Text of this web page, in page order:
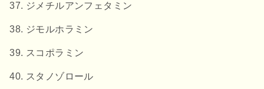
ジメチルアンフェタミン
ジモルホラミン
スコポラミン
スタノゾロール